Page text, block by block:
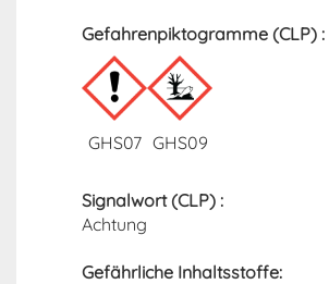
Gefahrenpiktogramme (CLP) :
GHS07 GHS09
Signalwort (CLP) :
Achtung
Gefährliche Inhaltsstoffe: